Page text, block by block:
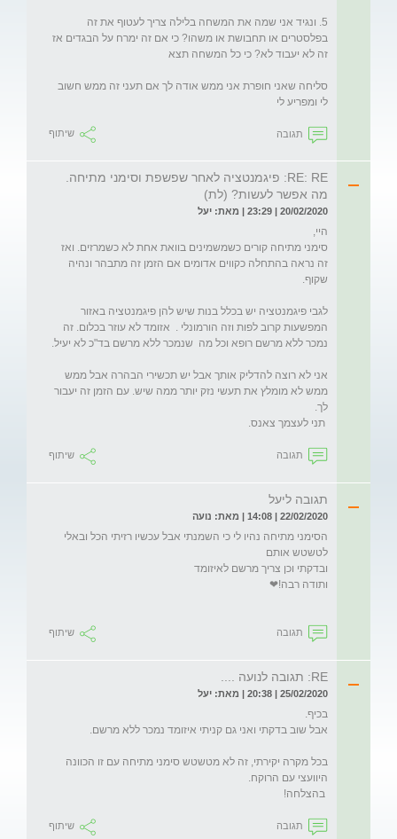
5. ונגיד אני שמה את המשחה בלילה צריך לעטוף את זה
בפלסטרים או תחבושת או משהו? כי אם זה ימרח על הבגדים אז
סליחה שאני חופרת אני ממש אודה לך אם תעני זה ממש חשוב
לי ומפריע לי
תגובה שיתוף
RE: RE: פיגמנטציה לאחר שפשפת וסימני מתיחה.
מה אפשר לעשות? (לת)
20/02/2020 | 23:29 | מאת: יעל
סימני מתיחה קורים כשמשמינים בוואת אחת לא כשמרזים. ואז
זה נראה בהתחלה כקווים אדומים אם הזמן זה מתבהר ונהיה
לגבי פיגמנטציה יש בכלל בנות שיש להן פיגמנטציה באזור
המפשעות קרוב לפות וזה הורמונלי .  אזומד לא עוזר בכלום. זה
אני לא רוצה להדליק אותך אבל יש תכשירי הבהרה אבל ממש
ממש לא מומלץ את תעשי נזק יותר ממה שיש. עם הזמן זה יעבור
תגובה שיתוף
תגובה ליעל
22/02/2020 | 14:08 | מאת: נועה
הסימני מתיחה נהיו לי כי השמנתי אבל עכשיו רזיתי הכל ובאלי
תגובה שיתוף
RE: תגובה לנועה ....
25/02/2020 | 20:38 | מאת: יעל
תגובה שיתוף